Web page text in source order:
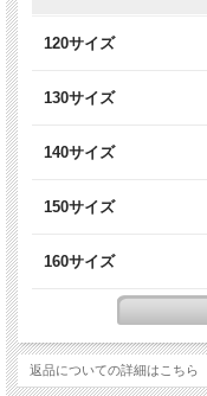
120サイズ
130サイズ
140サイズ
150サイズ
160サイズ
返品についての詳細はこちら